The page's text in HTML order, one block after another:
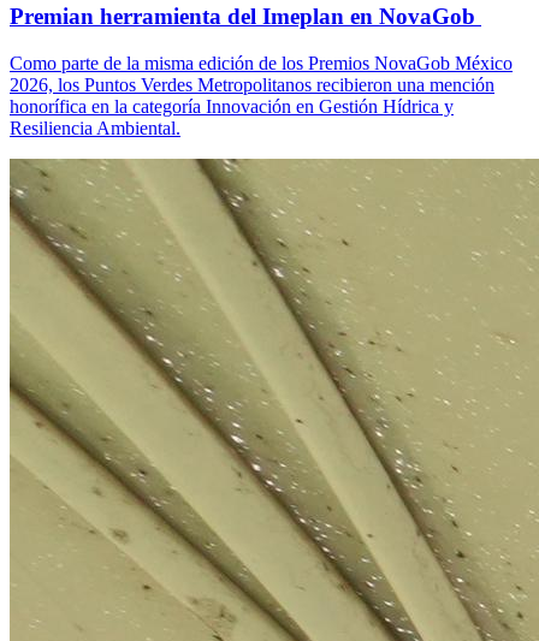
Premian herramienta del Imeplan en NovaGob
Como parte de la misma edición de los Premios NovaGob México
2026, los Puntos Verdes Metropolitanos recibieron una mención
honorífica en la categoría Innovación en Gestión Hídrica y
Resiliencia Ambiental.